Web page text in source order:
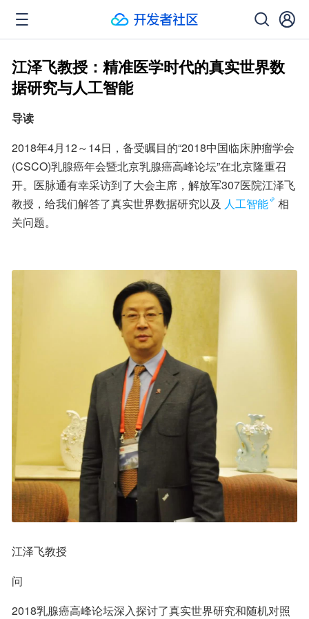
江泽飞教授：精准医学时代的真实世界数
据研究与人工智能
导读
2018年4月12～14日，备受瞩目的“2018中国临床肿瘤学会
(CSCO)乳腺癌年会暨北京乳腺癌高峰论坛”在北京隆重召
开。医脉通有幸采访到了大会主席，解放军307医院江泽飞
教授，给我们解答了真实世界数据研究以及 人工智能
相
关问题。
江泽飞教授
问
2018乳腺癌高峰论坛深入探讨了真实世界研究和随机对照